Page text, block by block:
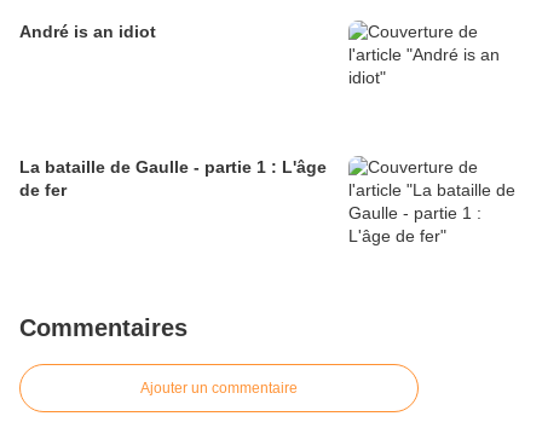
André is an idiot
La bataille de Gaulle - partie 1 : L'âge
de fer
Commentaires
Ajouter un commentaire